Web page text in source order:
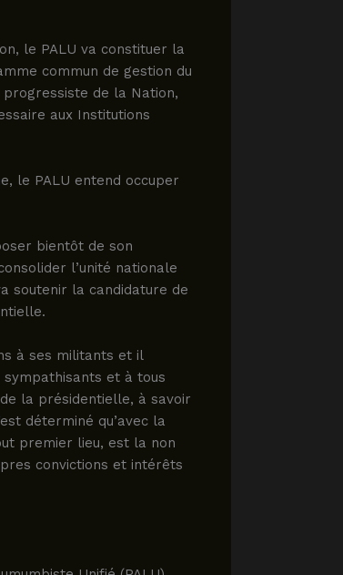
le PALU va constituer la
commun de gestion du
de la Nation,
aux Institutions
le PALU entend occuper
bientôt de son
l’unité nationale
soutenir la candidature de
à ses militants et il
et à tous
la présidentielle, à savoir
déterminé qu’avec la
premier lieu, est la non
convictions et intérêts